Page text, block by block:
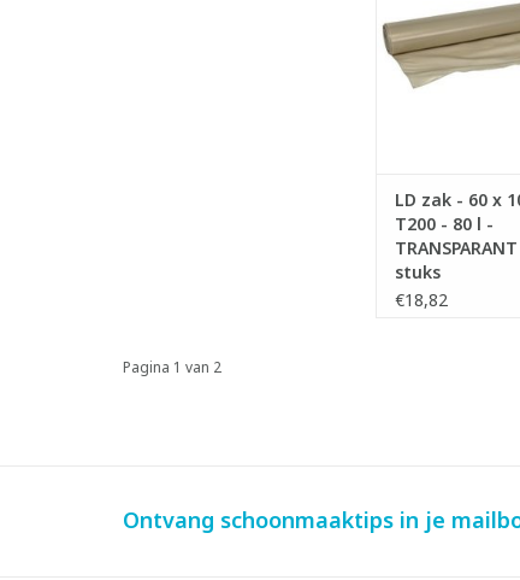
- Ideaal voor
- Voldoet aan
LD zak - 60 x
T200 - 80 l -
stuks
€18,82
Pagina 1 van 2
Ontvang schoonmaaktips in je